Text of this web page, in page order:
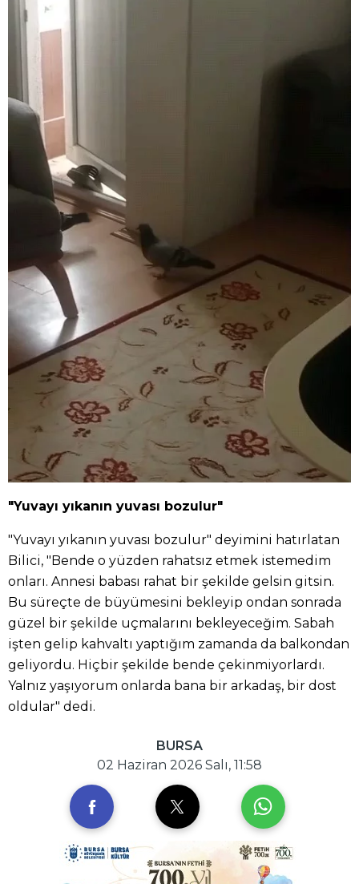
"Yuvayı yıkanın yuvası bozulur"
"Yuvayı yıkanın yuvası bozulur" deyimini hatırlatan
Bilici, "Bende o yüzden rahatsız etmek istemedim
onları. Annesi babası rahat bir şekilde gelsin gitsin.
Bu süreçte de büyümesini bekleyip ondan sonrada
güzel bir şekilde uçmalarını bekleyeceğim. Sabah
işten gelip kahvaltı yaptığım zamanda da balkondan
geliyordu. Hiçbir şekilde bende çekinmiyorlardı.
Yalnız yaşıyorum onlarda bana bir arkadaş, bir dost
oldular" dedi.
BURSA
02 Haziran 2026 Salı, 11:58